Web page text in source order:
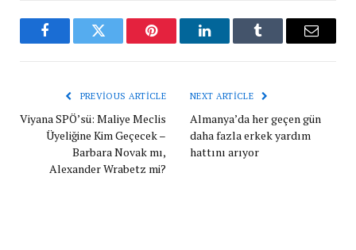
FacebookTwitter Pinterest LinkedInTumblr Email
PREVIOUS ARTICLE
Viyana SPÖ’sü: Maliye Meclis
Üyeliğine Kim Geçecek –
Barbara Novak mı,
Alexander Wrabetz mi?
NEXT ARTICLE
Almanya’da her geçen gün
daha fazla erkek yardım
hattını arıyor